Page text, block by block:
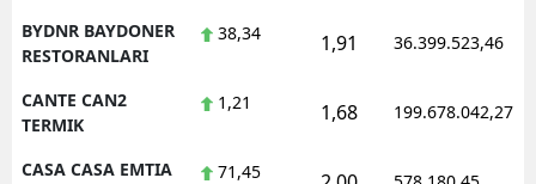
BYDNR BAYDONER
RESTORANLARI
38,34 1,91 36.399.523,46
CANTE CAN2
TERMIK
1,21 1,68 199.678.042,27
CASA CASA EMTIA
71,45